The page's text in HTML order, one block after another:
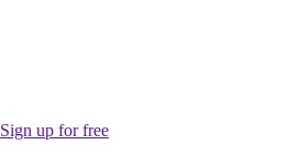
Sign up for free